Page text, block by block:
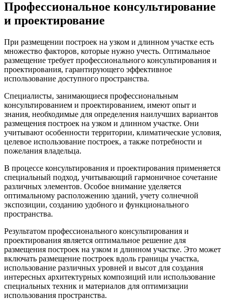
Профессиональное консультирование
и проектирование
При размещении построек на узком и длинном участке есть
множество факторов, которые нужно учесть. Оптимальное
размещение требует профессионального консультирования и
проектирования, гарантирующего эффективное
использование доступного пространства.
Специалисты, занимающиеся профессиональным
консультированием и проектированием, имеют опыт и
знания, необходимые для определения наилучших вариантов
размещения построек на узком и длинном участке. Они
учитывают особенности территории, климатические условия,
целевое использование построек, а также потребности и
пожелания владельца.
В процессе консультирования и проектирования применяется
специальный подход, учитывающий гармоничное сочетание
различных элементов. Особое внимание уделяется
оптимальному расположению зданий, учету солнечной
экспозиции, созданию удобного и функционального
пространства.
Результатом профессионального консультирования и
проектирования является оптимальное решение для
размещения построек на узком и длинном участке. Это может
включать размещение построек вдоль границы участка,
использование различных уровней и высот для создания
интересных архитектурных композиций или использование
специальных техник и материалов для оптимизации
использования пространства.